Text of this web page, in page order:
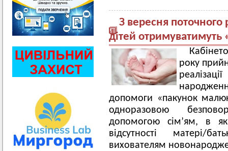
З вересня
дітей
року
допомоги «пакунок
одноразовою
допомогою сім’ям, в
відсутності матері/
вихователям